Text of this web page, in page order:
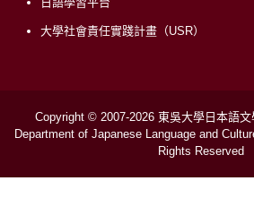
大學社會責任實踐計畫（USR）
Copyright © 2007-2026 東吳大學日本語文
Department of Japanese Language and
Rights Reserved